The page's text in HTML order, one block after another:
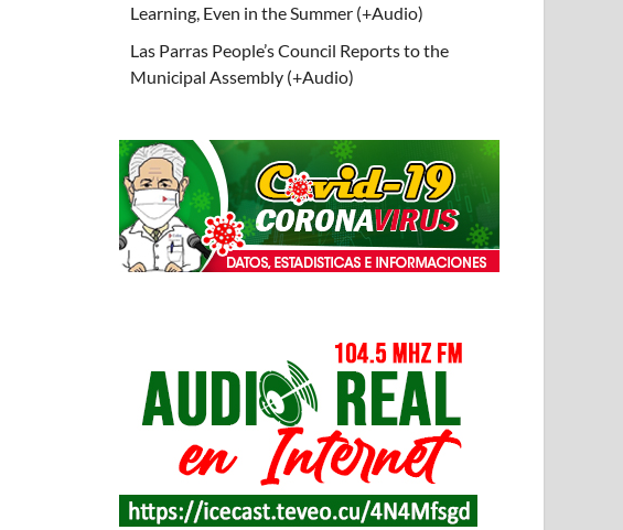
Learning, Even in the Summer (+Audio)
Las Parras People’s Council Reports to the
Municipal Assembly (+Audio)